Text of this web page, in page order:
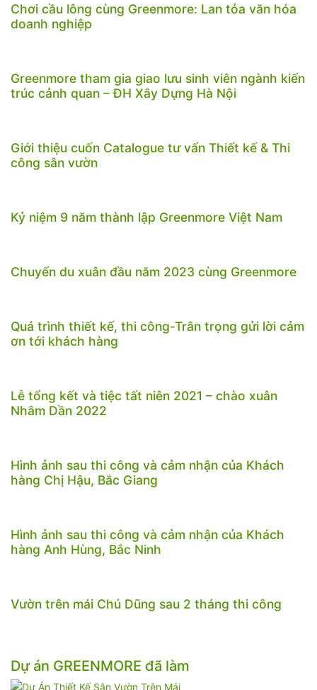
Chơi cầu lông cùng Greenmore: Lan tỏa văn hóa
doanh nghiệp
Greenmore tham gia giao lưu sinh viên ngành kiến
trúc cảnh quan – ĐH Xây Dựng Hà Nội
Giới thiệu cuốn Catalogue tư vấn Thiết kế & Thi
công sân vườn
Kỷ niệm 9 năm thành lập Greenmore Việt Nam
Chuyến du xuân đầu năm 2023 cùng Greenmore
Quá trình thiết kế, thi công-Trân trọng gửi lời cảm
ơn tới khách hàng
Lễ tổng kết và tiệc tất niên 2021 – chào xuân
Nhâm Dần 2022
Hình ảnh sau thi công và cảm nhận của Khách
hàng Chị Hậu, Bắc Giang
Hình ảnh sau thi công và cảm nhận của Khách
hàng Anh Hùng, Bắc Ninh
Vườn trên mái Chú Dũng sau 2 tháng thi công
Dự án GREENMORE đã làm